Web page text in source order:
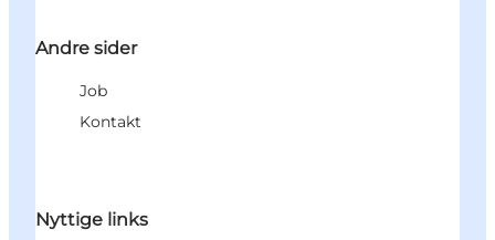
Andre sider
Job
Kontakt
Nyttige links